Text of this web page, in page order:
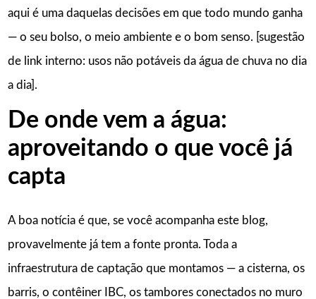
aqui é uma daquelas decisões em que todo mundo ganha
— o seu bolso, o meio ambiente e o bom senso. [sugestão
de link interno: usos não potáveis da água de chuva no dia
a dia].
De onde vem a água:
aproveitando o que você já
capta
A boa notícia é que, se você acompanha este blog,
provavelmente já tem a fonte pronta. Toda a
infraestrutura de captação que montamos — a cisterna, os
barris, o contêiner IBC, os tambores conectados no muro